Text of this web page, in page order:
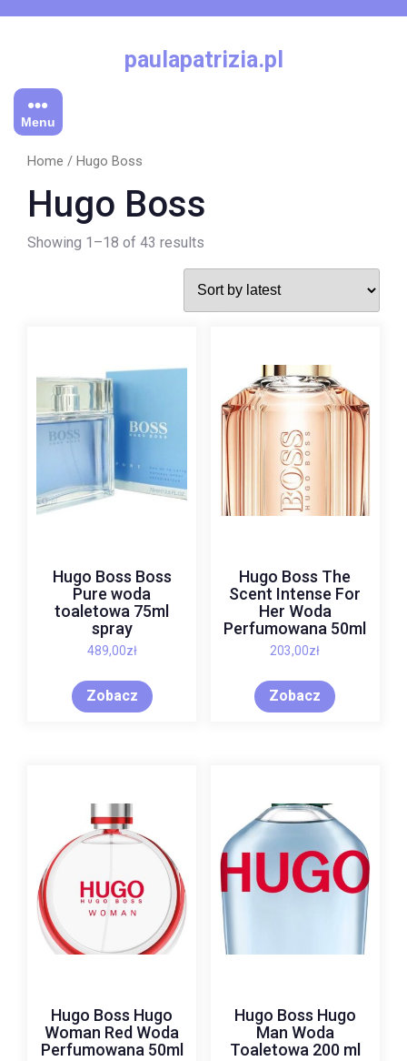
paulapatrizia.pl
Menu
Home / Hugo Boss
Hugo Boss
Showing 1–18 of 43 results
Hugo Boss Boss
Pure woda
toaletowa 75ml
spray
489,00zł
Zobacz
Hugo Boss The
Scent Intense For
Her Woda
Perfumowana 50ml
203,00zł
Zobacz
Hugo Boss Hugo
Woman Red Woda
Perfumowana 50ml
Hugo Boss Hugo
Man Woda
Toaletowa 200 ml